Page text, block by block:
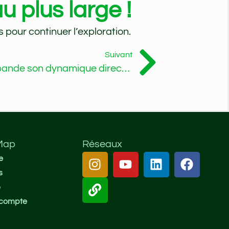
plus large !
pour continuer l’exploration.
Suivant
Filmstro : Génération de bande son dynamique directement dans Premiere Pro CC !
Réseaux